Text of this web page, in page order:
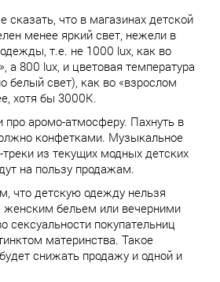
сказать, что в магазинах детской
менее яркий свет, нежели в
т.е. не 1000 lux, как во
а 800 lux, и цветовая температура
белый свет), как во «взрослом
хотя бы 3000К.
про аромо-атмосферу. Пахнуть в
конфетками. Музыкальное
из текущих модных детских
на пользу продажам.
что детскую одежду нельзя
женским бельем или вечерними
сексуальности покупательниц
материнства. Такое
снижать продажу и одной и